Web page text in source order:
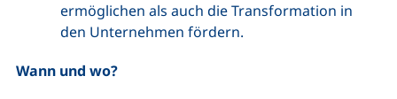
ermöglichen als auch die Transformation in
den Unternehmen fördern.
Wann und wo?